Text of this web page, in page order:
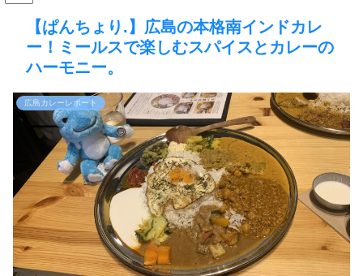
【ぱんちょり.】広島の本格南インドカレ
ー！ミールスで楽しむスパイスとカレーの
ハーモニー。
広島カレーレポート